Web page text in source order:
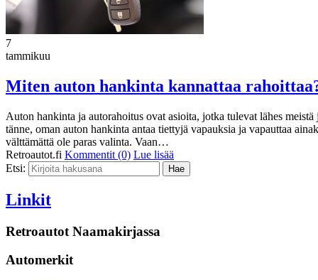
7
tammikuu
Miten auton hankinta kannattaa
Auton hankinta ja autorahoitus ovat asioita, jotka tulevat lähes
tänne, oman auton hankinta antaa tiettyjä vapauksia ja vapauttaa
välttämättä ole paras valinta. Vaan…
Retroautot.fi Kommentit (0) Lue lisää
Etsi:
Linkit
Retroautot Naamakirjassa
Automerkit